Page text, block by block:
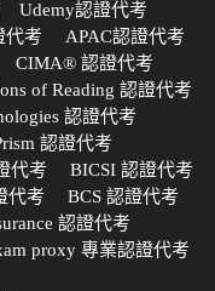
Udemy認證代考
代考
APAC認證代考
CIMA® 認證代考
of Reading 認證代考
認證代考
認證代考
代考
BICSI 認證代考
代考
BCS 認證代考
認證代考
proxy 專業認證代考